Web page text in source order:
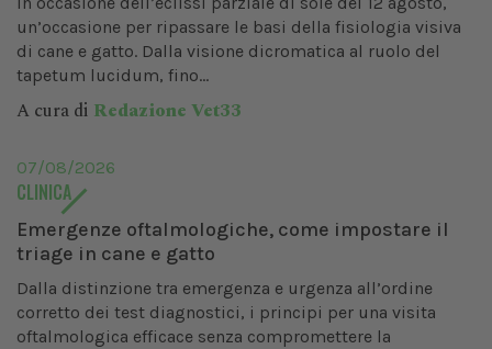
un’occasione per ripassare le basi della fisiologia visiva
di cane e gatto. Dalla visione dicromatica al ruolo del
tapetum lucidum, fino...
A cura di Redazione Vet33
07/08/2026
CLINICA
Emergenze oftalmologiche, come impostare il
triage in cane e gatto
Dalla distinzione tra emergenza e urgenza all’ordine
corretto dei test diagnostici, i principi per una visita
oftalmologica efficace senza compromettere la